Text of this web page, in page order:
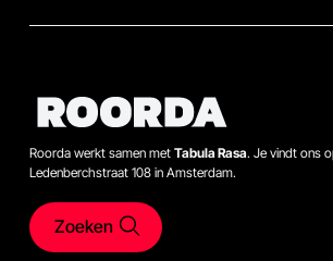
Roorda werkt samen met Tabula Rasa. Je vindt ons
Ledenberchstraat 108 in Amsterdam.
Zoeken